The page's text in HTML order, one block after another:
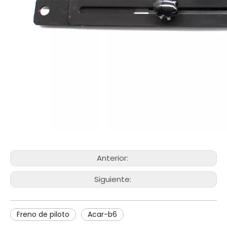
Anterior:
Siguiente:
Freno de piloto Acar-b6